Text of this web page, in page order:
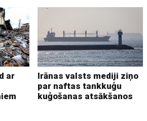
ar
Irānas valsts mediji ziņo
par naftas tankkuģu
kuģošanas atsākšanos